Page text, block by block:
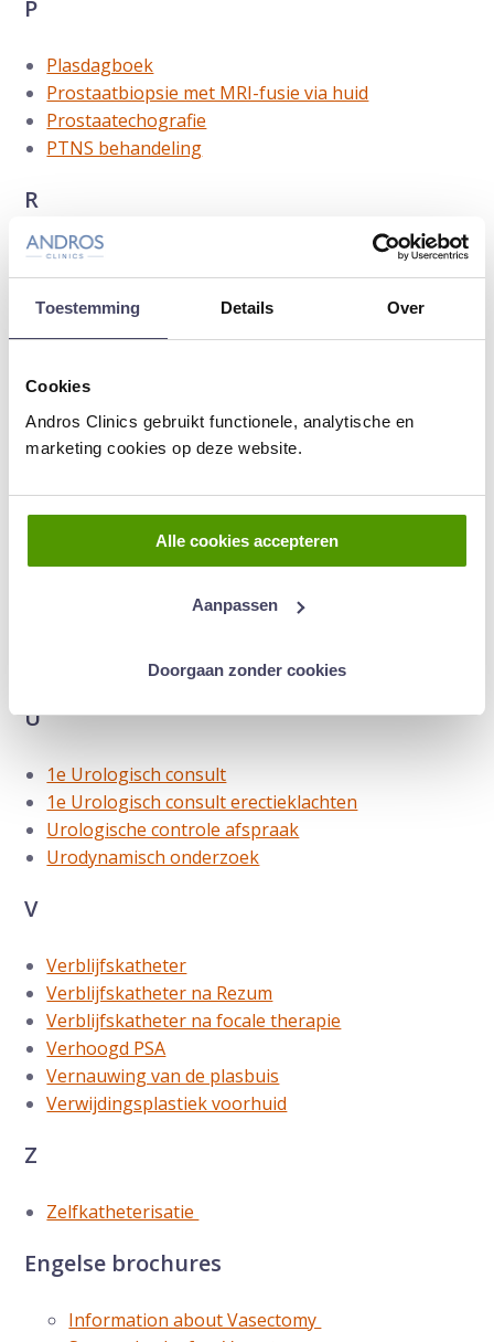
Toestemming Details Over
Cookies
Andros Clinics gebruikt functionele, analytische en
marketing cookies op deze website.
Alle cookies accepteren
Aanpassen
Doorgaan zonder cookies
P
Plasdagboek
Prostaatbiopsie met MRI-fusie via huid
Prostaatechografie
PTNS behandeling
R
Rezum bij vergrote prostaat
S
Second opinion voor focale therapie bij
prostaatkanker
Sneldiagnostiek prostaatkanker
Sperma-onderzoek (Engels)
Sterilisatie bij de man
Testosterontherapie met gel
U
1e Urologisch consult
1e Urologisch consult erectieklachten
Urologische controle afspraak
Urodynamisch onderzoek
V
Verblijfskatheter
Verblijfskatheter na Rezum
Verblijfskatheter na focale therapie
Verhoogd PSA
Vernauwing van de plasbuis
Verwijdingsplastiek voorhuid
Z
Zelfkatheterisatie
Engelse brochures
Information about Vasectomy